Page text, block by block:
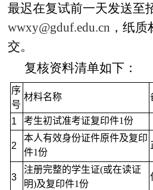
最迟在复试前一天发送至
wwxy@gduf.edu.cn ，纸
交。
复核资料清单如下：
序
号
材料名称
1 考生初试准考证复印件1份
2
本人有效身份证件原件及复印
件1份
3
注册完整的学生证(或在读证
明)及复印件1份